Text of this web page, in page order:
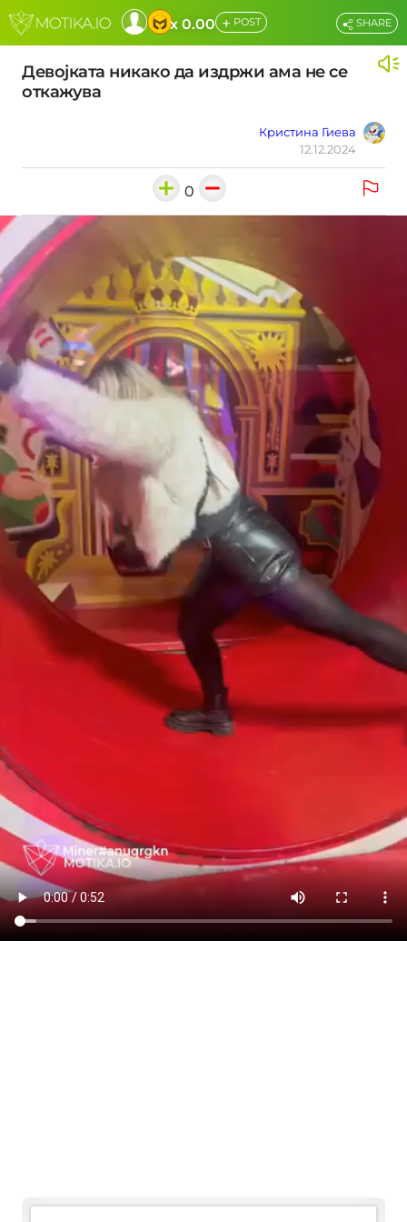
x 0.00 + POST
Девојката никако да издржи ама не се
откажува
Кристина Гиева
12.12.2024
SHARE
0